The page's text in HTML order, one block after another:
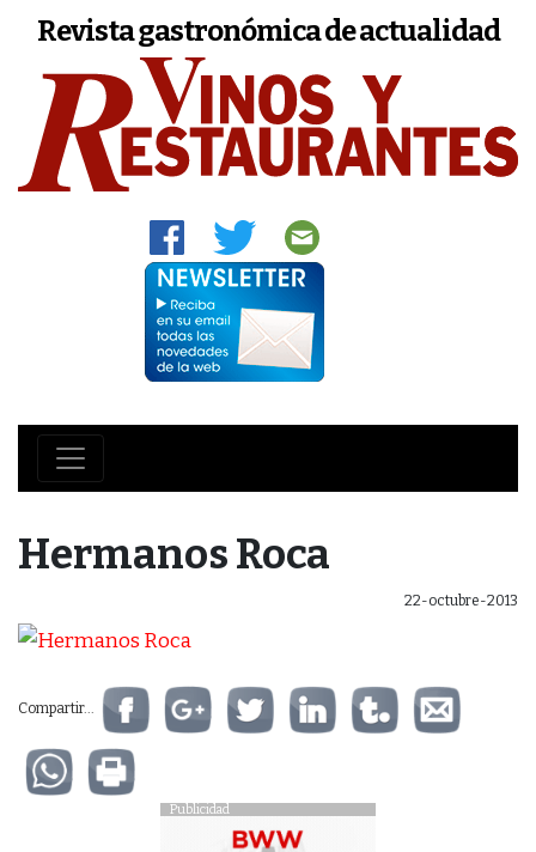
Revista gastronómica de actualidad
Hermanos Roca
22-octubre-2013
Compartir...
Publicidad